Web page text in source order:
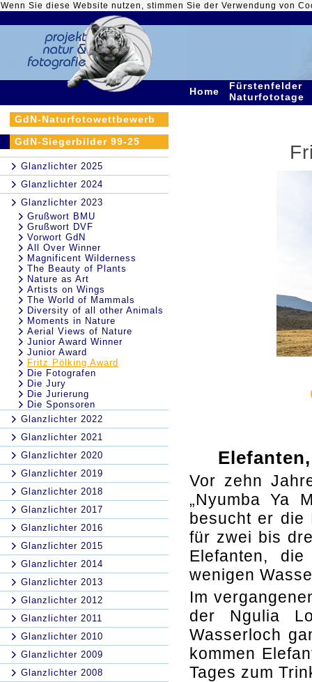
Wenn Sie diese Website nutzen, stimmen Sie der Verwendung von
Home
Fürstenfelder
Naturfototage
GdN-Naturfotowettbewerb
GdN-Siegerbilder 99-25
Glanzlichter 2025
Glanzlichter 2024
Glanzlichter 2023
Grußwort BMU
Grußwort DVF
Vorwort GdN
All Over Winner
Magnificent Wilderness
The Beauty of Plants
Nature as Art
Artists on Wings
The World of Mammals
Diversity of all other Animals
Moments in Nature
Aerial Views of Nature
Junior Award Winner
Junior Award
Fritz Pölking Award
Die Fotografen
Die Jury
Die Jurierung
Die Sponsoren
Glanzlichter 2022
Glanzlichter 2021
Glanzlichter 2020
Glanzlichter 2019
Glanzlichter 2018
Glanzlichter 2017
Glanzlichter 2016
Glanzlichter 2015
Glanzlichter 2014
Glanzlichter 2013
Glanzlichter 2012
Glanzlichter 2011
Glanzlichter 2010
Glanzlichter 2009
Glanzlichter 2008
Vor zehn
„Nyumba Ya
besucht er die
für zwei bis
Elefanten,
wenigen
Im
der Ngulia
Wasserloch
kommen
Tages zum